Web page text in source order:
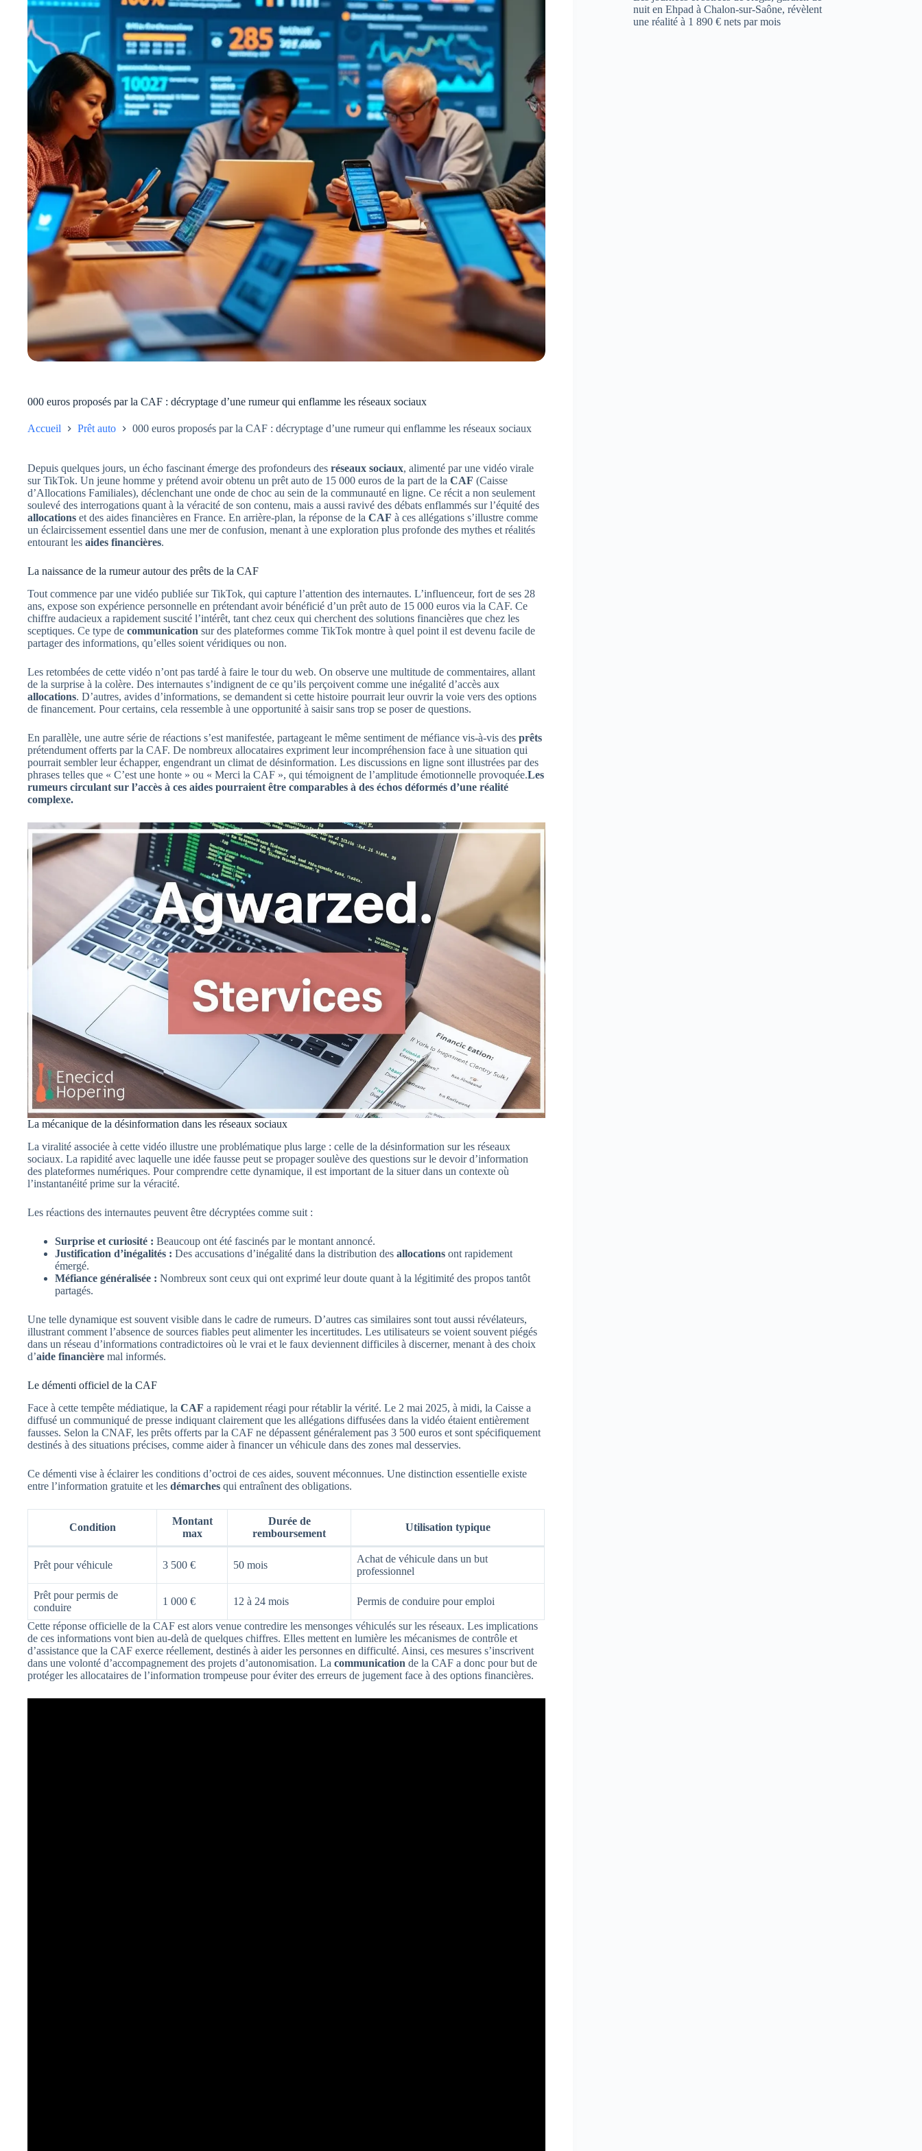
000 euros proposés par la CAF : décryptage d’une rumeur qui enflamme les réseaux sociaux
Accueil Prêt auto 000 euros proposés par la CAF : décryptage d’une rumeur qui enflamme les réseaux sociaux
Depuis quelques jours, un écho fascinant émerge des profondeurs des réseaux sociaux, alimenté par une vidéo virale
sur TikTok. Un jeune homme y prétend avoir obtenu un prêt auto de 15 000 euros de la part de la CAF (Caisse
d’Allocations Familiales), déclenchant une onde de choc au sein de la communauté en ligne. Ce récit a non seulement
soulevé des interrogations quant à la véracité de son contenu, mais a aussi ravivé des débats enflammés sur l’équité des
allocations et des aides financières en France. En arrière-plan, la réponse de la CAF à ces allégations s’illustre comme
un éclaircissement essentiel dans une mer de confusion, menant à une exploration plus profonde des mythes et réalités
entourant les aides financières.
La naissance de la rumeur autour des prêts de la CAF
Tout commence par une vidéo publiée sur TikTok, qui capture l’attention des internautes. L’influenceur, fort de ses 28
ans, expose son expérience personnelle en prétendant avoir bénéficié d’un prêt auto de 15 000 euros via la CAF. Ce
chiffre audacieux a rapidement suscité l’intérêt, tant chez ceux qui cherchent des solutions financières que chez les
sceptiques. Ce type de communication sur des plateformes comme TikTok montre à quel point il est devenu facile de
partager des informations, qu’elles soient véridiques ou non.
Les retombées de cette vidéo n’ont pas tardé à faire le tour du web. On observe une multitude de commentaires, allant
de la surprise à la colère. Des internautes s’indignent de ce qu’ils perçoivent comme une inégalité d’accès aux
allocations. D’autres, avides d’informations, se demandent si cette histoire pourrait leur ouvrir la voie vers des options
de financement. Pour certains, cela ressemble à une opportunité à saisir sans trop se poser de questions.
En parallèle, une autre série de réactions s’est manifestée, partageant le même sentiment de méfiance vis-à-vis des prêts
prétendument offerts par la CAF. De nombreux allocataires expriment leur incompréhension face à une situation qui
pourrait sembler leur échapper, engendrant un climat de désinformation. Les discussions en ligne sont illustrées par des
phrases telles que « C’est une honte » ou « Merci la CAF », qui témoignent de l’amplitude émotionnelle provoquée.Les
rumeurs circulant sur l’accès à ces aides pourraient être comparables à des échos déformés d’une réalité
complexe.
La mécanique de la désinformation dans les réseaux sociaux
La viralité associée à cette vidéo illustre une problématique plus large : celle de la désinformation sur les réseaux
sociaux. La rapidité avec laquelle une idée fausse peut se propager soulève des questions sur le devoir d’information
des plateformes numériques. Pour comprendre cette dynamique, il est important de la situer dans un contexte où
l’instantanéité prime sur la véracité.
Les réactions des internautes peuvent être décryptées comme suit :
Surprise et curiosité : Beaucoup ont été fascinés par le montant annoncé.
Justification d’inégalités : Des accusations d’inégalité dans la distribution des allocations ont rapidement
émergé.
Méfiance généralisée : Nombreux sont ceux qui ont exprimé leur doute quant à la légitimité des propos tantôt
partagés.
Une telle dynamique est souvent visible dans le cadre de rumeurs. D’autres cas similaires sont tout aussi révélateurs,
illustrant comment l’absence de sources fiables peut alimenter les incertitudes. Les utilisateurs se voient souvent piégés
dans un réseau d’informations contradictoires où le vrai et le faux deviennent difficiles à discerner, menant à des choix
d’aide financière mal informés.
Le démenti officiel de la CAF
Face à cette tempête médiatique, la CAF a rapidement réagi pour rétablir la vérité. Le 2 mai 2025, à midi, la Caisse a
diffusé un communiqué de presse indiquant clairement que les allégations diffusées dans la vidéo étaient entièrement
fausses. Selon la CNAF, les prêts offerts par la CAF ne dépassent généralement pas 3 500 euros et sont spécifiquement
destinés à des situations précises, comme aider à financer un véhicule dans des zones mal desservies.
Ce démenti vise à éclairer les conditions d’octroi de ces aides, souvent méconnues. Une distinction essentielle existe
entre l’information gratuite et les démarches qui entraînent des obligations.
Condition
Montant
max
Durée de
remboursement
Utilisation typique
Prêt pour véhicule 3 500 € 50 mois
Achat de véhicule dans un but
professionnel
Prêt pour permis de
conduire
1 000 € 12 à 24 mois Permis de conduire pour emploi
Cette réponse officielle de la CAF est alors venue contredire les mensonges véhiculés sur les réseaux. Les implications
de ces informations vont bien au-delà de quelques chiffres. Elles mettent en lumière les mécanismes de contrôle et
d’assistance que la CAF exerce réellement, destinés à aider les personnes en difficulté. Ainsi, ces mesures s’inscrivent
dans une volonté d’accompagnement des projets d’autonomisation. La communication de la CAF a donc pour but de
protéger les allocataires de l’information trompeuse pour éviter des erreurs de jugement face à des options financières.
nuit en Ehpad à Chalon-sur-Saône, révèlent
une réalité à 1 890 € nets par mois